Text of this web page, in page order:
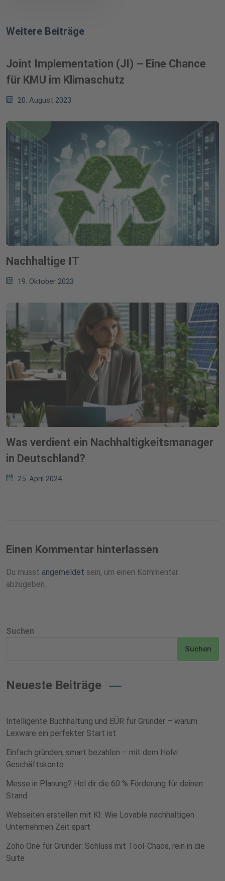
Weitere Beiträge
Joint Implementation (JI) – Eine Chance
für KMU im Klimaschutz
20. August 2023
Nachhaltige IT
19. Oktober 2023
Was verdient ein Nachhaltigkeitsmanager
in Deutschland?
25. April 2024
Einen Kommentar hinterlassen
Du musst angemeldet sein, um einen Kommentar
abzugeben.
Suchen
Suchen
Neueste Beiträge
Intelligente Buchhaltung und EÜR für Gründer – warum
Lexware ein perfekter Start ist
Einfach gründen, smart bezahlen – mit dem Holvi
Geschäftskonto
Messe in Planung? Hol dir die 60 % Förderung für deinen
Stand
Webseiten erstellen mit KI: Wie Lovable nachhaltigen
Unternehmen Zeit spart
Zoho One für Gründer: Schluss mit Tool-Chaos, rein in die
Suite